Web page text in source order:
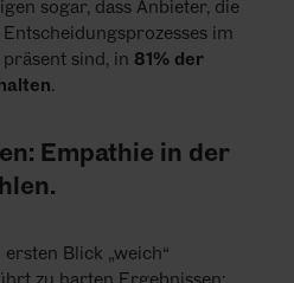
sogar, dass Anbieter, die
im
sind, in 81% der
.
Empathie in der
Blick „weich“